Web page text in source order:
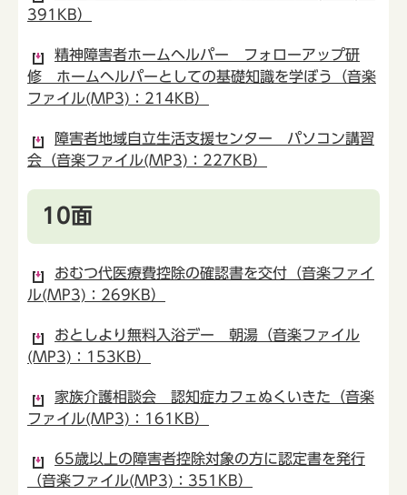
391KB）
精神障害者ホームヘルパー フォローアップ研
修 ホームヘルパーとしての基礎知識を学ぼう（音楽
ファイル(MP3)：214KB）
障害者地域自立生活支援センター パソコン講習
会（音楽ファイル(MP3)：227KB）
10面
おむつ代医療費控除の確認書を交付（音楽ファイ
ル(MP3)：269KB）
おとしより無料入浴デー 朝湯（音楽ファイル
(MP3)：153KB）
家族介護相談会 認知症カフェぬくいきた（音楽
ファイル(MP3)：161KB）
65歳以上の障害者控除対象の方に認定書を発行
（音楽ファイル(MP3)：351KB）